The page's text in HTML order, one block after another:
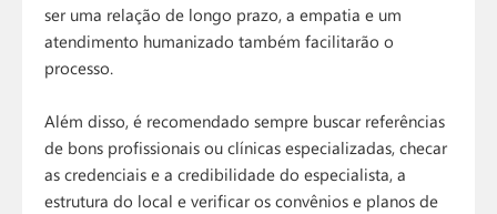
ser uma relação de longo prazo, a empatia e um
atendimento humanizado também facilitarão o
processo.
Além disso, é recomendado sempre buscar referências
de bons profissionais ou clínicas especializadas, checar
as credenciais e a credibilidade do especialista, a
estrutura do local e verificar os convênios e planos de